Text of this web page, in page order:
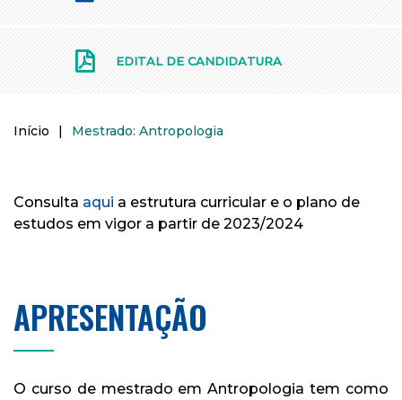
EDITAL DE CANDIDATURA
Início | Mestrado: Antropologia
Consulta aqui a estrutura curricular e o plano de
estudos em vigor a partir de 2023/2024
APRESENTAÇÃO
O curso de mestrado em Antropologia tem como